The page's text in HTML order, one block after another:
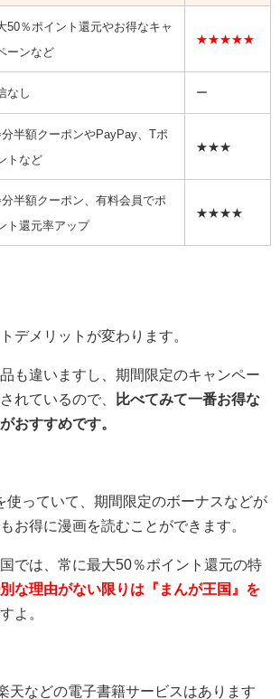
50％ポイント還元やお得なキャ
ーンなど
★★★★★
なし ー
分半額クーポンやPayPay、Tポ
トなど
★★★
分半額クーポン、有料会員でポ
ト還元率アップ
★★★★
デメリットが変わります。
も違いますし、期間限定のキャンペー
れているので、
比べてみて一番お得な
おすすめです。
使っていて、期間限定のボーナスなどが
お得に漫画を読むことができます。
では、常に最大50％ポイント還元の特
な理由がない限りは『まんが王国』を
よ。
天などの電子書籍サービスはあります